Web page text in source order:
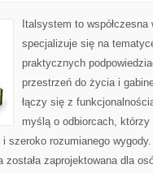
Italsystem to
specjalizuje się na
praktycznych
przestrzeń do życia i
łączy się z
myślą o odbiorcach,
szeroko rozumianego
została zaprojektowana dla